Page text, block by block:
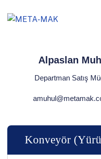
Alpaslan
Departman Satış
Konveyör